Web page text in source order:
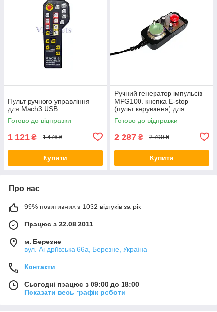
Пульт ручного управління
для Mach3 USB
Готово до відправки
1 121 ₴ 1 476 ₴
Купити
Ручний генератор імпульсів
MPG100, кнопка E-stop
(пульт керування) для
верстатів з ЧПК (ЧПУ)
Готово до відправки
2 287 ₴ 2 790 ₴
Купити
Про нас
99% позитивних з 1032 відгуків за рік
Працює з 22.08.2011
м. Березне
вул. Андріївська 66а, Березне, Україна
Контакти
Сьогодні працює з 09:00 до 18:00
Показати весь графік роботи